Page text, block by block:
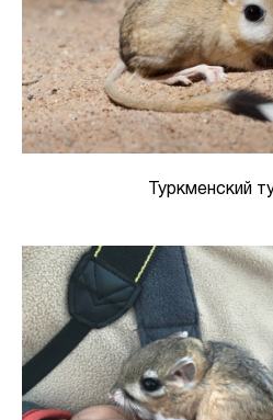
Туркменский